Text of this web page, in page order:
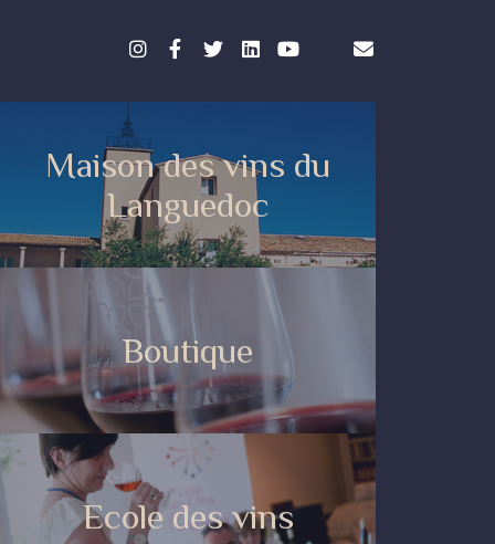
Maison des vins du
Languedoc
Boutique
Ecole des vins